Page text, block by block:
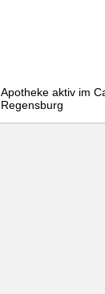
Apotheke aktiv im
Regensburg